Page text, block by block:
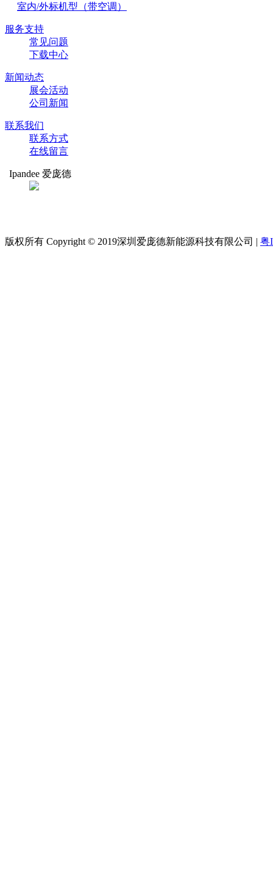
室内/外标机型（带空调）
服务支持
常见问题
下载中心
新闻动态
展会活动
公司新闻
联系我们
联系方式
在线留言
Ipandee 爱庞德
版权所有 Copyright © 2019深圳爱庞德新能源科技有限公司 | 粤